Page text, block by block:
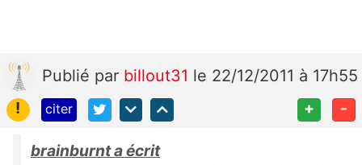
Publié par billout31 le 22/12/2011 à 17h55
!
citer + -
brainburnt a écrit